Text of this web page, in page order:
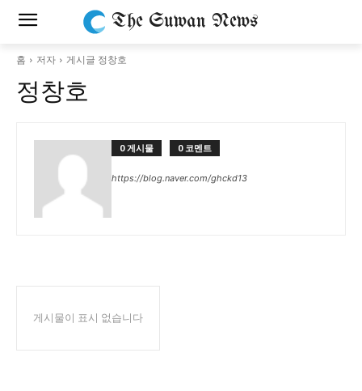
The Suwan News
홈 저자 게시글 정창호
정창호
0 게시물 0 코멘트
https://blog.naver.com/ghckd13
게시물이 표시 없습니다